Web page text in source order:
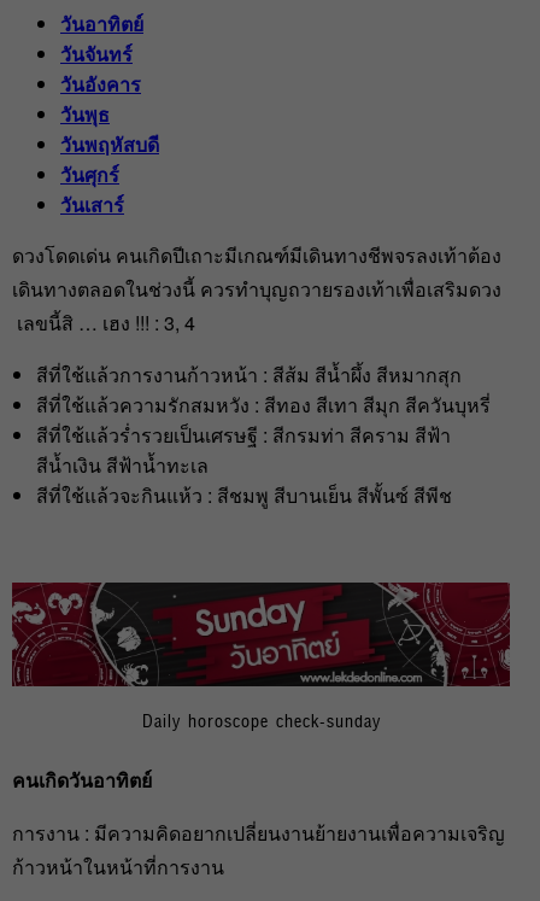
วันอาทิตย์
วันจันทร์
วันอังคาร
วันพุธ
วันพฤหัสบดี
วันศุกร์
วันเสาร์
ดวงโดดเด่น คนเกิดปีเถาะมีเกณฑ์มีเดินทางชีพจรลงเท้าต้อง
เดินทางตลอดในช่วงนี้ ควรทำบุญถวายรองเท้าเพื่อเสริมดวง
เลขนี้สิ … เฮง !!! : 3, 4
สีที่ใช้แล้วการงานก้าวหน้า : สีส้ม สีน้ำผึ้ง สีหมากสุก
สีที่ใช้แล้วความรักสมหวัง : สีทอง สีเทา สีมุก สีควันบุหรี่
สีที่ใช้แล้วร่ำรวยเป็นเศรษฐี : สีกรมท่า สีคราม สีฟ้า
สีน้ำเงิน สีฟ้าน้ำทะเล
สีที่ใช้แล้วจะกินแห้ว : สีชมพู สีบานเย็น สีพั้นซ์ สีพีช
Daily horoscope check-sunday
คนเกิดวันอาทิตย์
การงาน : มีความคิดอยากเปลี่ยนงานย้ายงานเพื่อความเจริญ
ก้าวหน้าในหน้าที่การงาน